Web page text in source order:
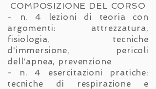
COMPOSIZIONE DEL CORSO
- n. 4 lezioni di teoria con
argomenti: attrezzatura,
fisiologia, tecniche
d'immersione, pericoli
dell'apnea, prevenzione
- n. 4 esercitazioni pratiche:
tecniche di respirazione e